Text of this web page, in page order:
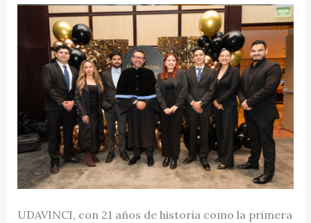
UDAVINCI, con 21 años de historia como la primera